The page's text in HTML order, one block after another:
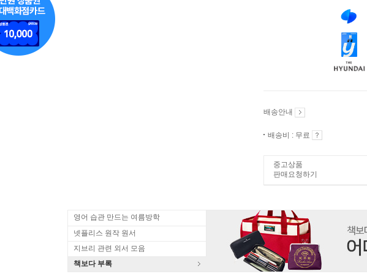
배송안내
배송비 : 무료
중고상품
판매요청하기
영어 습관 만드는 여름방학
넷플리스 원작 원서
지브리 관련 외서 모음
책보다 부록